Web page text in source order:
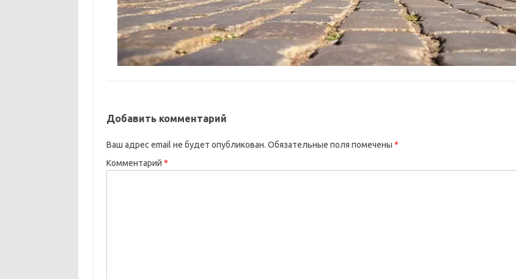
Добавить комментарий
Ваш адрес email не будет опубликован. Обязательные поля помечены *
Комментарий *